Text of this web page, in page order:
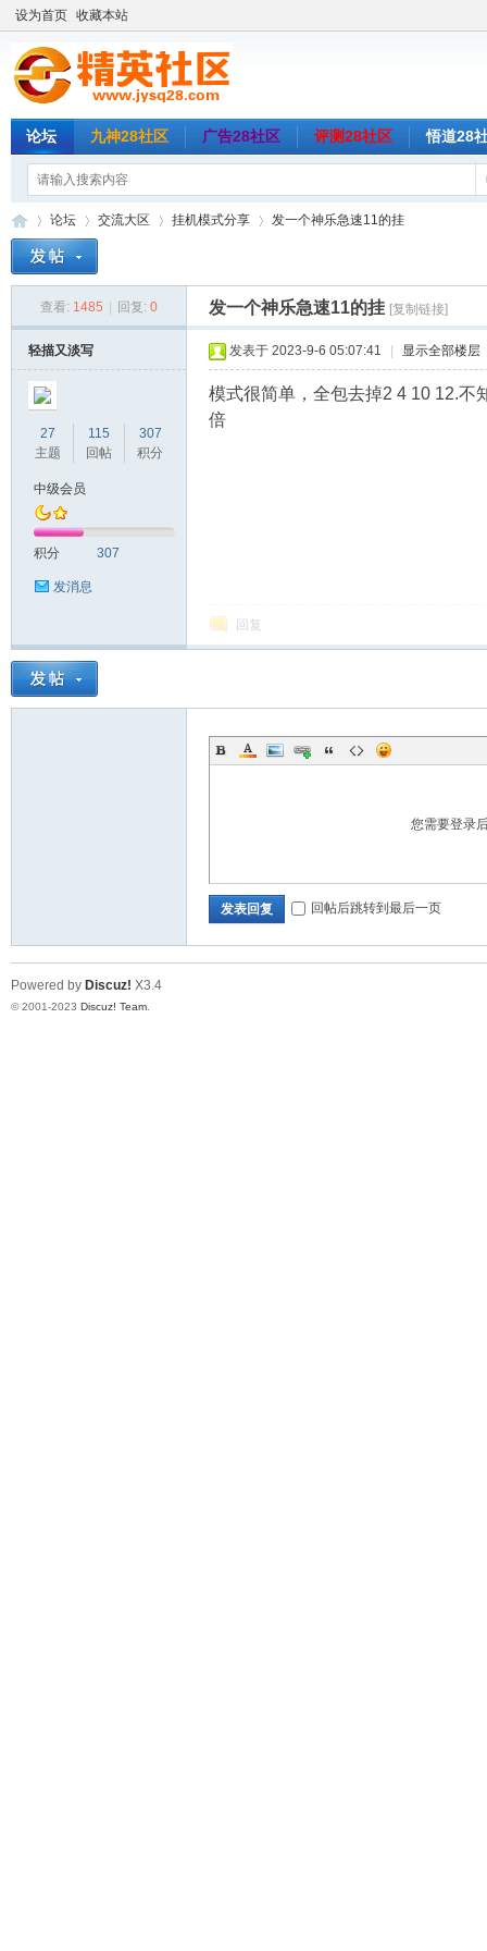
设为首页 收藏本站
论坛 九神28社区 广告28社区 评测28社区 悟道28
社
论坛
›
交流大区
›
挂机模式分享
›
发一个神乐急速11的挂
查看: 1485 回复: 0 发一个神乐急速11的挂 [复制链接]
轻描又淡写
27
主题
115
回帖
307
积分
中级会员
积分 307
发消息
发表于 2023-9-6 05:07:41 显示全部楼层
模式很简单，全包去掉2 4 10 12.不
倍
回复
您需要登录
发表回复 回帖后跳转到最后一页
Powered by Discuz! X3.4
© 2001-2023 Discuz! Team